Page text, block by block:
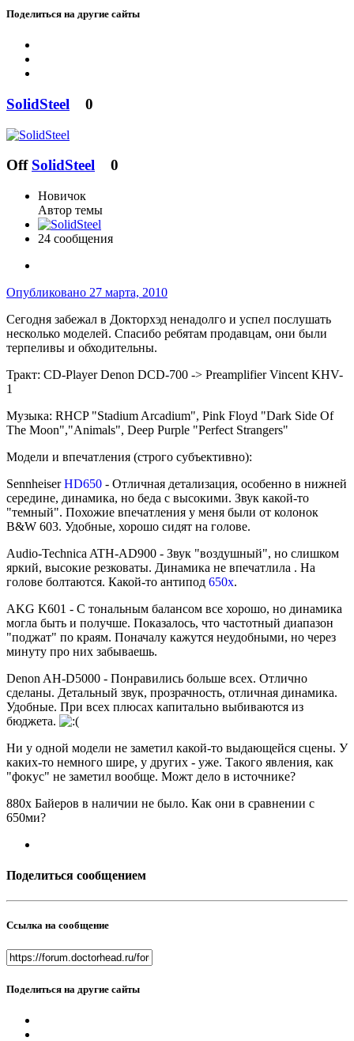
Поделиться на другие сайты
SolidSteel 0
Off SolidSteel 0
Новичок
Автор темы
24 сообщения
Опубликовано 27 марта, 2010
Сегодня забежал в Докторхэд ненадолго и успел послушать
несколько моделей. Спасибо ребятам продавцам, они были
терпеливы и обходительны.
Тракт: CD-Player Denon DCD-700 -> Preamplifier Vincent KHV-
1
Музыка: RHCP "Stadium Arcadium", Pink Floyd "Dark Side Of
The Moon","Animals", Deep Purple "Perfect Strangers"
Модели и впечатления (строго субъективно):
SennheiserHD650 - Отличная детализация, особенно в нижней
середине, динамика, но беда с высокими. Звук какой-то
"темный". Похожие впечатления у меня были от колонок
B&W 603. Удобные, хорошо сидят на голове.
Audio-Teсhnica ATH-AD900 - Звук "воздушный", но слишком
яркий, высокие резковаты. Динамика не впечатлила . На
голове болтаются. Какой-то антипод 650х.
AKG K601 - С тональным балансом все хорошо, но динамика
могла быть и получше. Показалось, что частотный диапазон
"поджат" по краям. Поначалу кажутся неудобными, но через
минуту про них забываешь.
Denon AH-D5000 - Понравились больше всех. Отлично
сделаны. Детальный звук, прозрачность, отличная динамика.
Удобные. При всех плюсах капитально выбиваются из
бюджета.
Ни у одной модели не заметил какой-то выдающейся сцены. У
каких-то немного шире, у других - уже. Такого явления, как
"фокус" не заметил вообще. Можт дело в источнике?
880х Байеров в наличии не было. Как они в сравнении с
650ми?
Поделиться сообщением
Ссылка на сообщение
Поделиться на другие сайты